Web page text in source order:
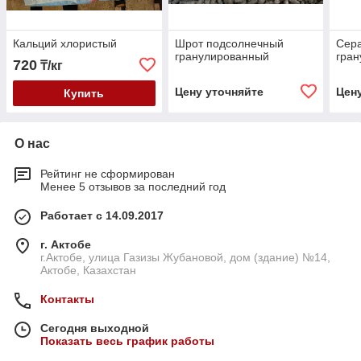
Кальций хлористый
720 ₸/кг
Купить
Шрот подсолнечный
гранулированный
Цену уточняйте
О нас
Рейтинг не сформирован
Менее 5 отзывов за последний год
Работает с 14.09.2017
г. Актобе
г.Актобе, улица Газизы Жубановой, дом (здание) №14,
Актобе, Казахстан
Контакты
Сегодня выходной
Показать весь график работы